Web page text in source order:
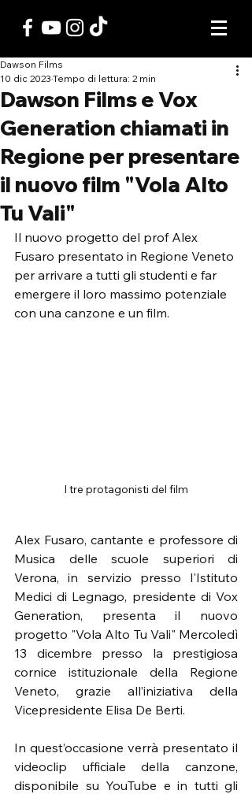
Dawson Films e Vox
Generation chiamati in
Regione per presentare
il nuovo film "Vola Alto
Tu Vali"
Dawson Films
10 dic 2023 Tempo di lettura: 2 min
Il nuovo progetto del prof Alex
Fusaro presentato in Regione Veneto
per arrivare a tutti gli studenti e far
emergere il loro massimo potenziale
con una canzone e un film.
I tre protagonisti del film
Alex Fusaro, cantante e professore di
Musica delle scuole superiori di
Verona, in servizio presso l'Istituto
Medici di Legnago, presidente di Vox
Generation, presenta il nuovo
progetto "Vola Alto Tu Vali" Mercoledì
13 dicembre presso la prestigiosa
cornice istituzionale della Regione
Veneto, grazie all’iniziativa della
Vicepresidente Elisa De Berti.
In quest’occasione verrà presentato il
videoclip ufficiale della canzone,
disponibile su YouTube e in tutti gli